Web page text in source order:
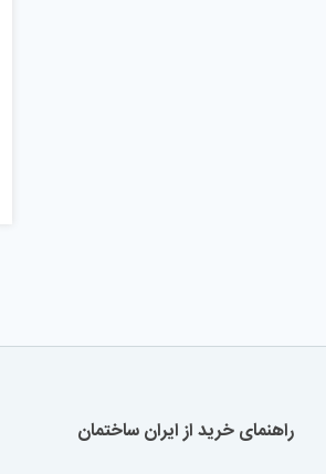
راهنمای خرید از ایران ساختمان